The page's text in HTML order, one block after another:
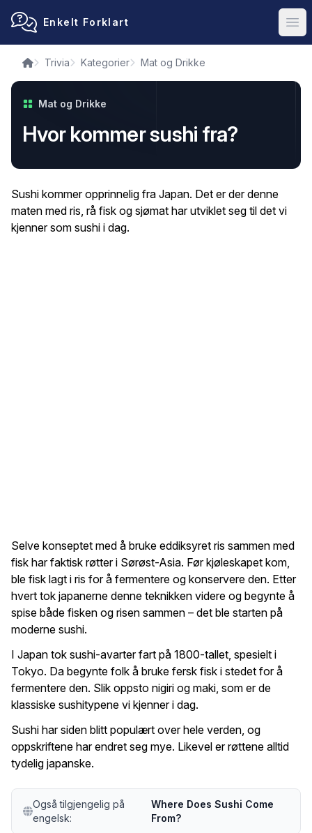
Enkelt Forklart
Trivia Kategorier Mat og Drikke
Mat og Drikke
Hvor kommer sushi fra?
Sushi kommer opprinnelig fra Japan. Det er der denne
maten med ris, rå fisk og sjømat har utviklet seg til det vi
kjenner som sushi i dag.
Selve konseptet med å bruke eddiksyret ris sammen med
fisk har faktisk røtter i Sørøst-Asia. Før kjøleskapet kom,
ble fisk lagt i ris for å fermentere og konservere den. Etter
hvert tok japanerne denne teknikken videre og begynte å
spise både fisken og risen sammen – det ble starten på
moderne sushi.
I Japan tok sushi-avarter fart på 1800-tallet, spesielt i
Tokyo. Da begynte folk å bruke fersk fisk i stedet for å
fermentere den. Slik oppsto nigiri og maki, som er de
klassiske sushitypene vi kjenner i dag.
Sushi har siden blitt populært over hele verden, og
oppskriftene har endret seg mye. Likevel er røttene alltid
tydelig japanske.
Også tilgjengelig på
engelsk:
Where Does Sushi Come
From?